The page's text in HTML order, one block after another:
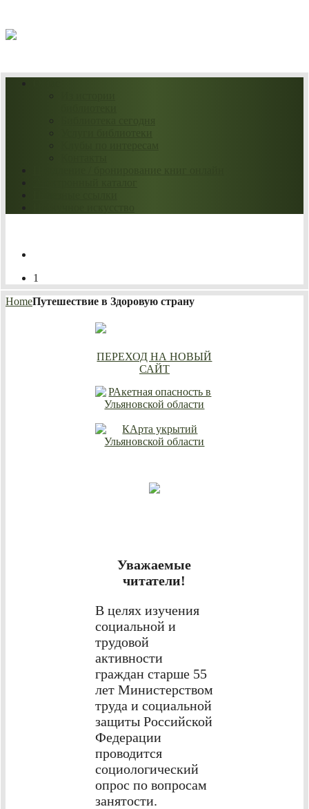
1
HomeПутешествие в Здоровую страну
ПЕРЕХОД НА НОВЫЙ
САЙТ
Уважаемые
читатели!
В целях изучения
социальной и
трудовой
активности
граждан старше 55
лет Министерством
труда и социальной
защиты Российской
Федерации
проводится
социологический
опрос по вопросам
занятости.